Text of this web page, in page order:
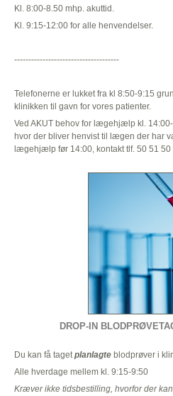
Kl. 8:00-8.50 mhp. akuttid.
Kl. 9:15-12:00 for alle henvendelser.
-------------------------------------
Telefonerne er lukket fra kl 8:50-9:15
klinikken til gavn for vores patienter.
Ved AKUT behov for lægehjælp kl.
hvor der bliver henvist til lægen der har
lægehjælp før 14:00, kontakt tlf. 50 51 50
DROP-IN
Du kan få tagetplanlagte blodprøver i
Alle hverdage mellem kl. 9:15-9:50
Kræver ikke tidsbestilling, hvorfor der